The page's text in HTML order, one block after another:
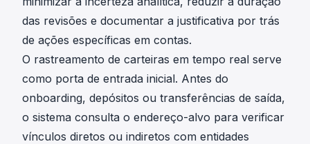
das revisões e documentar a justificativa por trás
de ações específicas em contas.
O rastreamento de carteiras em tempo real serve
como porta de entrada inicial. Antes do
onboarding, depósitos ou transferências de saída,
o sistema consulta o endereço-alvo para verificar
vínculos diretos ou indiretos com entidades